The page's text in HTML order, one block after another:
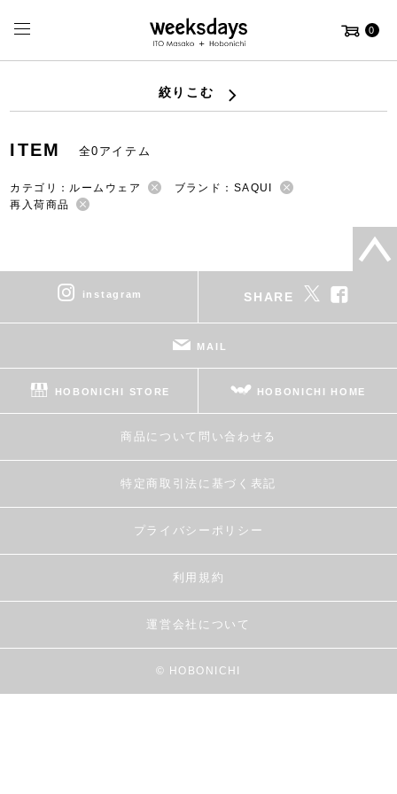
0
絞りこむ
ITEM 全0アイテム
カテゴリ：ルームウェア
ブランド：SAQUI
再入荷商品
instagram SHARE
MAIL
HOBONICHI STORE HOBONICHI HOME
商品について問い合わせる
特定商取引法に基づく表記
プライバシーポリシー
利用規約
運営会社について
© HOBONICHI